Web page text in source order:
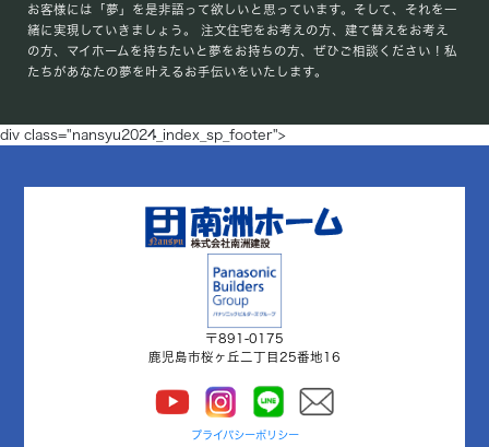
お客様には「夢」を是非語って欲しいと思っています。そして、それを一
緒に実現していきましょう。 注文住宅をお考えの方、建て替えをお考え
の方、マイホームを持ちたいと夢をお持ちの方、ぜひご相談ください！私
たちがあなたの夢を叶えるお手伝いをいたします。
div class="nansyu2024_index_sp_footer">
〒891-0175
鹿児島市桜ヶ丘二丁目25番地16
プライバシーポリシー